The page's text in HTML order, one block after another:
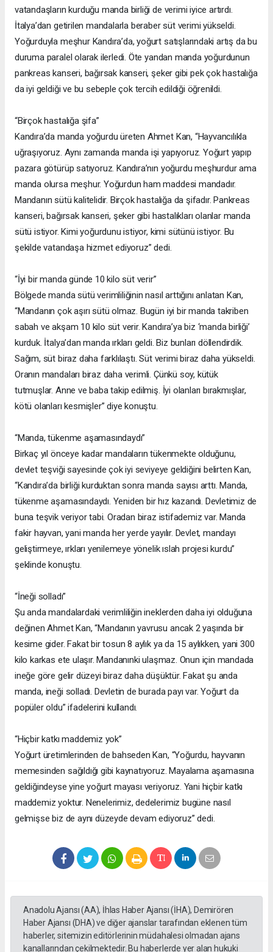
vatandaşların kurduğu manda birliği de verimi iyice artırdı.
İtalya’dan getirilen mandalarla beraber süt verimi yükseldi.
Yoğurduyla meşhur Kandıra’da, yoğurt satışlarındaki artış da bu
duruma paralel olarak ilerledi. Öte yandan manda yoğurdunun
pankreas kanseri, bağırsak kanseri, şeker gibi pek çok hastalığa
da iyi geldiği ve bu sebeple çok tercih edildiği öğrenildi.
“Birçok hastalığa şifa”
Kandıra’da manda yoğurdu üreten Ahmet Kan, “Hayvancılıkla
uğraşıyoruz. Aynı zamanda manda işi yapıyoruz. Yoğurt yapıp
pazara götürüp satıyoruz. Kandıra’nın yoğurdu meşhurdur ama
manda olursa meşhur. Yoğurdun ham maddesi mandadır.
Mandanın sütü kalitelidir. Birçok hastalığa da şifadır. Pankreas
kanseri, bağırsak kanseri, şeker gibi hastalıkları olanlar manda
sütü istiyor. Kimi yoğurdunu istiyor, kimi sütünü istiyor. Bu
şekilde vatandaşa hizmet ediyoruz” dedi.
“İyi bir manda günde 10 kilo süt verir”
Bölgede manda sütü verimliliğinin nasıl arttığını anlatan Kan,
“Mandanın çok aşırı sütü olmaz. Bugün iyi bir manda takriben
sabah ve akşam 10 kilo süt verir. Kandıra’ya biz ‘manda birliği’
kurduk. İtalya’dan manda ırkları geldi. Biz bunları döllendirdik.
Sağım, süt biraz daha farklılaştı. Süt verimi biraz daha yükseldi.
Oranın mandaları biraz daha verimli. Çünkü soy, kütük
tutmuşlar. Anne ve baba takip edilmiş. İyi olanları bırakmışlar,
kötü olanları kesmişler” diye konuştu.
“Manda, tükenme aşamasındaydı”
Birkaç yıl önceye kadar mandaların tükenmekte olduğunu,
devlet teşviği sayesinde çok iyi seviyeye geldiğini belirten Kan,
“Kandıra’da birliği kurduktan sonra manda sayısı arttı. Manda,
tükenme aşamasındaydı. Yeniden bir hız kazandı. Devletimiz de
buna teşvik veriyor tabi. Oradan biraz istifademiz var. Manda
fakir hayvan, yani manda her yerde yayılır. Devlet, mandayı
geliştirmeye, ırkları yenilemeye yönelik ıslah projesi kurdu”
şeklinde konuştu.
“İneği solladı”
Şu anda mandalardaki verimliliğin ineklerden daha iyi olduğuna
değinen Ahmet Kan, “Mandanın yavrusu ancak 2 yaşında bir
kesime gider. Fakat bir tosun 8 aylık ya da 15 aylıkken, yani 300
kilo karkas ete ulaşır. Mandanınki ulaşmaz. Onun için mandada
ineğe göre gelir düzeyi biraz daha düşüktür. Fakat şu anda
manda, ineği solladı. Devletin de burada payı var. Yoğurt da
popüler oldu” ifadelerini kullandı.
“Hiçbir katkı maddemiz yok”
Yoğurt üretimlerinden de bahseden Kan, “Yoğurdu, hayvanın
memesinden sağıldığı gibi kaynatıyoruz. Mayalama aşamasına
geldiğindeyse yine yoğurt mayası veriyoruz. Yani hiçbir katkı
maddemiz yoktur. Nenelerimiz, dedelerimiz bugüne nasıl
gelmişse biz de aynı düzeyde devam ediyoruz” dedi.
Anadolu Ajansı (AA), İhlas Haber Ajansı (İHA), Demirören
Haber Ajansı (DHA) ve diğer ajanslar tarafından eklenen tüm
haberler, sitemizin editörlerinin müdahalesi olmadan ajans
kanallarından çekilmektedir. Bu haberlerde yer alan hukuki